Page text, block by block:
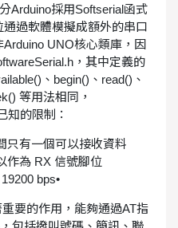
Arduino採用Softserial函式
過軟體模擬成額外的串口
UNO核心類庫，因
，其中定義的
、begin()、read()、
等用法相同，
知的限制：
只有一個可以接收資料
作為 RX 信號腳位
bps•
要的作用，能夠通過AT指